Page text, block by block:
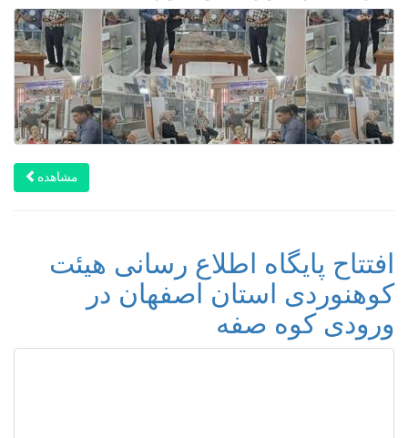
مشاهده
افتتاح پایگاه اطلاع رسانی هیئت
کوهنوردی استان اصفهان در
ورودی کوه صفه